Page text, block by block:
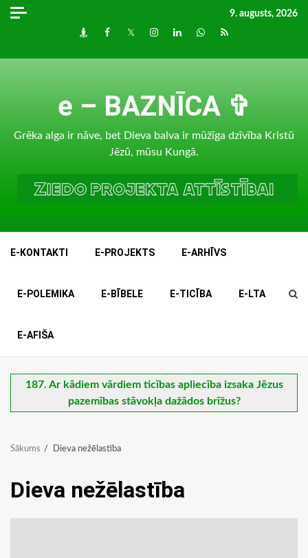
Skip
9. augusts, 2026
DraugiemFacebook
TwitterInstagram
LinkedInwhatsapp
RSS
e – BAZNĪCA ✞
Grēka alga ir nāve, bet Dieva balva ir mūžīga dzīvība Kristū
Jēzū, mūsu Kungā.
E-KONTAKTI E-PROJEKTS E-ARHĪVS
E-POLEMIKA E-BĪBELE E-TICĪBA E-LTA
E-AFIŠA
187. Ar kādiem vārdiem ticības apliecība izsaka Jēzus
pazemības stāvokļa dažādos brīžus?
Sākums Dieva nežēlastība
Dieva nežēlastība